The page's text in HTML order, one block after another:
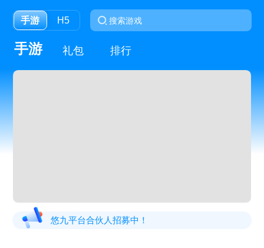
手游 H5
手游 礼包 排行
悠九平台合伙人招募中！